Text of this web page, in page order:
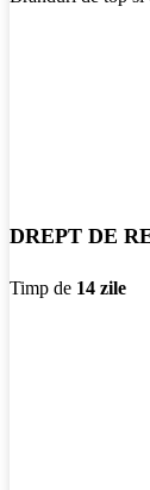
DREPT DE
Timp de 14 zile